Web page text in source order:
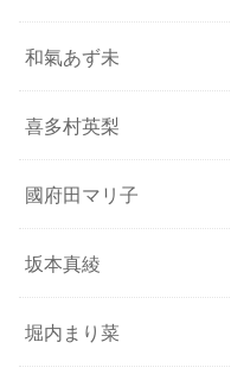
和氣あず未
喜多村英梨
國府田マリ子
坂本真綾
堀内まり菜